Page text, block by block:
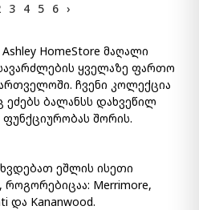
3 4 5 6 ›
HomeStore მაღალი
ყველაზე ფართო
ჩვენი კოლექცია
ეძებს ბალანსს დახვეწილ
შორის.
ეშლის ისეთი
Merrimore,
და Kananwood.